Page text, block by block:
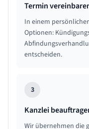
Termin
In einem
Optionen:
entscheiden.
3
Kanzlei
Wir übernehmen die